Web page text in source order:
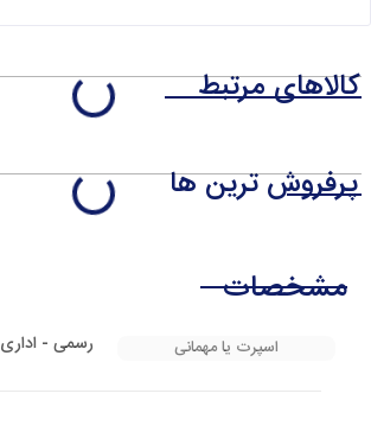
کالاهای مرتبط
پرفروش ترین ها
مشخصات
اسپرت یا مهمانی رسمی - اداری